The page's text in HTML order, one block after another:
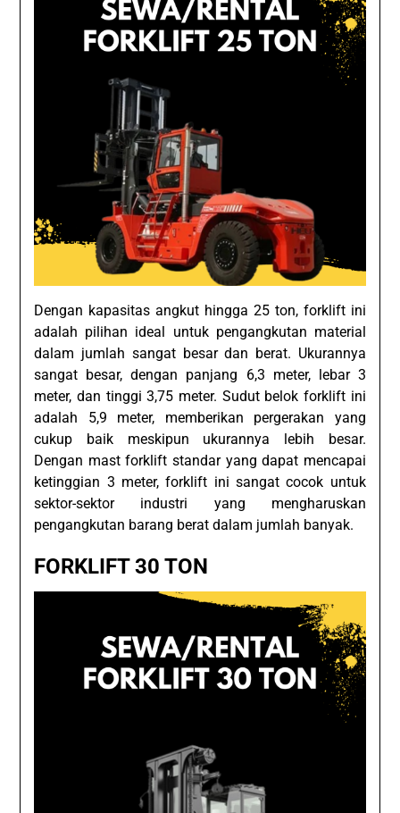
Dengan kapasitas angkut hingga 25 ton, forklift ini
adalah pilihan ideal untuk pengangkutan material
dalam jumlah sangat besar dan berat. Ukurannya
sangat besar, dengan panjang 6,3 meter, lebar 3
meter, dan tinggi 3,75 meter. Sudut belok forklift ini
adalah 5,9 meter, memberikan pergerakan yang
cukup baik meskipun ukurannya lebih besar.
Dengan mast forklift standar yang dapat mencapai
ketinggian 3 meter, forklift ini sangat cocok untuk
sektor-sektor industri yang mengharuskan
pengangkutan barang berat dalam jumlah banyak.
FORKLIFT 30 TON